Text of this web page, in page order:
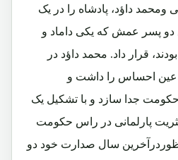
ومحمد داؤد، پادشاه را در یک
پسر عمش که یکی داماد و
قرار داد. محمد داؤد در
عین احساس را داشت و
جدا سازد و با تشکیل یک
پارلمانی در راس حکومت
سال صدارت خود دو